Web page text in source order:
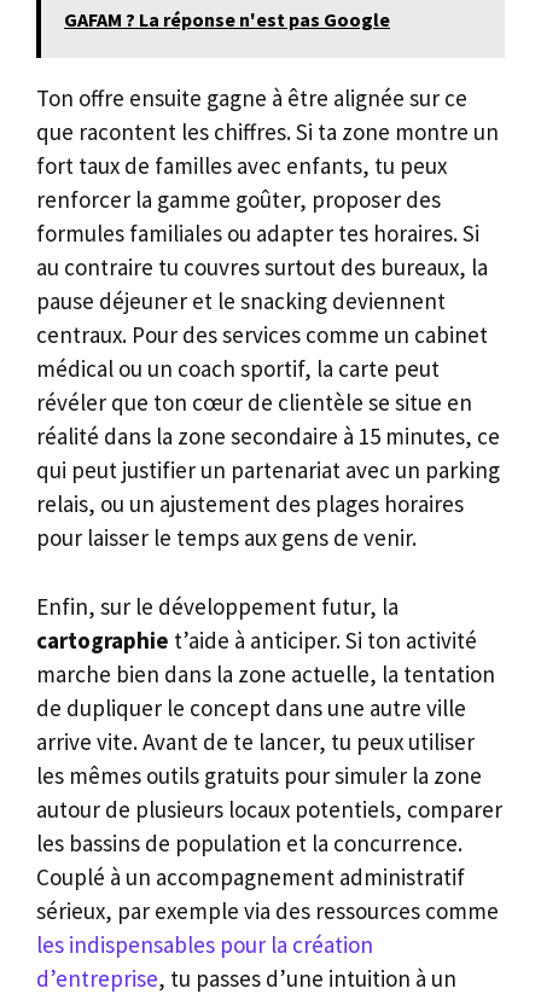
GAFAM ? La réponse n'est pas Google
Ton offre ensuite gagne à être alignée sur ce
que racontent les chiffres. Si ta zone montre un
fort taux de familles avec enfants, tu peux
renforcer la gamme goûter, proposer des
formules familiales ou adapter tes horaires. Si
au contraire tu couvres surtout des bureaux, la
pause déjeuner et le snacking deviennent
centraux. Pour des services comme un cabinet
médical ou un coach sportif, la carte peut
révéler que ton cœur de clientèle se situe en
réalité dans la zone secondaire à 15 minutes, ce
qui peut justifier un partenariat avec un parking
relais, ou un ajustement des plages horaires
pour laisser le temps aux gens de venir.
Enfin, sur le développement futur, la
cartographie t’aide à anticiper. Si ton activité
marche bien dans la zone actuelle, la tentation
de dupliquer le concept dans une autre ville
arrive vite. Avant de te lancer, tu peux utiliser
les mêmes outils gratuits pour simuler la zone
autour de plusieurs locaux potentiels, comparer
les bassins de population et la concurrence.
Couplé à un accompagnement administratif
sérieux, par exemple via des ressources comme
les indispensables pour la création
d’entreprise, tu passes d’une intuition à un